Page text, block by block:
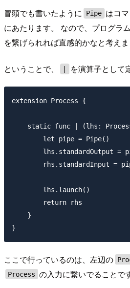
冒頭でも書いたように Pipe はコ
にあたります。 なので、プログラ
を繋げられれば直感的かなと考えま
ということで、 を演算子として
extension Process {
static func | (lhs:
        let pipe = Pipe()
lhs.standardOutput =
rhs.standardInput =
        lhs.launch()
        return rhs
    }
ここで行っているのは、左辺の
Process の入力に繋いでることです